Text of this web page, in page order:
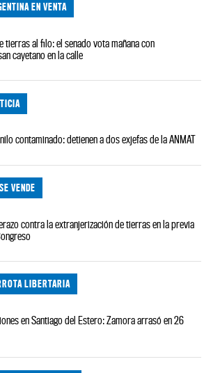
EN VENTA
tierras al filo: el senado vota mañana con
cayetano en la calle
contaminado: detienen a dos exjefas de la ANMAT
VENDE
contra la extranjerización de tierras en la previa
LIBERTARIA
en Santiago del Estero: Zamora arrasó en 26